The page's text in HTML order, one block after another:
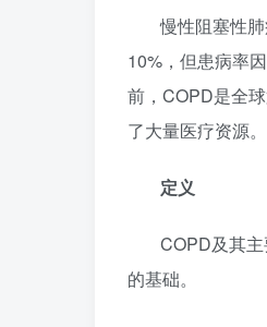
慢性阻塞性
10%，但患病率
前，COPD是全
了大量医疗资源。
定义
COPD及其
的基础。